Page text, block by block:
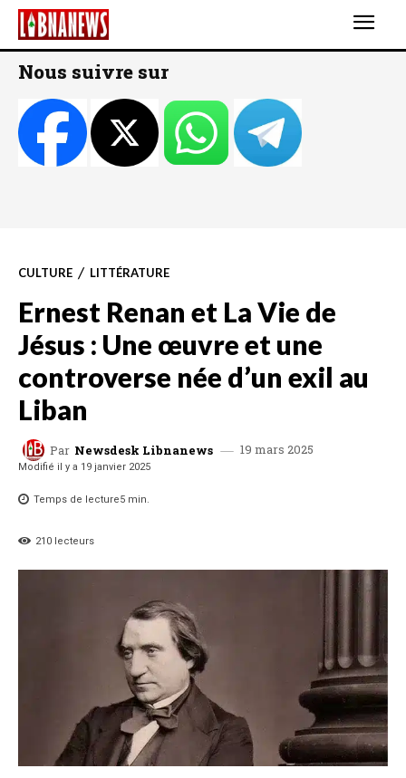
Nous suivre sur
CULTURE LITTÉRATURE
Ernest Renan et La Vie de
Jésus : Une œuvre et une
controverse née d’un exil au
Liban
Par Newsdesk Libnanews 19 mars 2025
Modifié il y a 19 janvier 2025
Temps de lecture5 min.
210 lecteurs